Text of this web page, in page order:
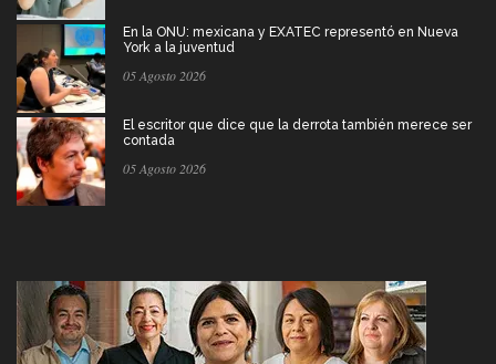
En la ONU: mexicana y EXATEC representó en Nueva
York a la juventud
05 Agosto 2026
El escritor que dice que la derrota también merece ser
contada
05 Agosto 2026